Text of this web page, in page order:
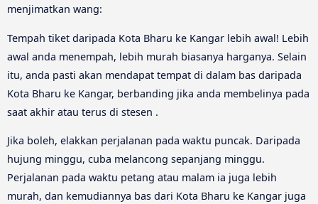
menjimatkan wang:
Tempah tiket daripada Kota Bharu ke Kangar lebih awal! Lebih
awal anda menempah, lebih murah biasanya harganya. Selain
itu, anda pasti akan mendapat tempat di dalam bas daripada
Kota Bharu ke Kangar, berbanding jika anda membelinya pada
saat akhir atau terus di stesen .
Jika boleh, elakkan perjalanan pada waktu puncak. Daripada
hujung minggu, cuba melancong sepanjang minggu.
Perjalanan pada waktu petang atau malam ia juga lebih
murah, dan kemudiannya bas dari Kota Bharu ke Kangar juga